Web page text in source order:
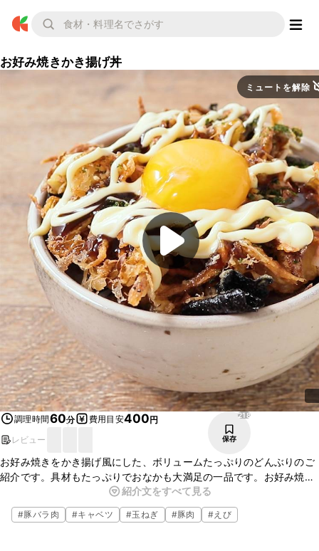
お好み焼きかき揚げ丼
ミュートを解除
調理時間60分 費用目安400円
レビュー
218
保存
お好み焼きをかき揚げ風にした、ボリュームたっぷりのどんぶりのご
紹介です。具材もたっぷりでおなかも大満足の一品です。お好み焼き
ソースと卵黄をからめて召し上がってみてくださいね。とてもおいし
いので、この機会にぜひ作ってみてください。
紹介文をすべて見る
#豚バラ肉 #キャベツ #玉ねぎ #豚肉 #えび